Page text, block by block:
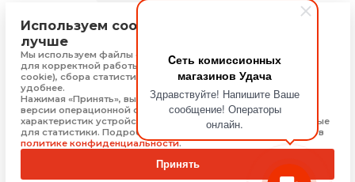
Cеть комиссионных
магазинов Удача
Здравствуйте! Напишите Ваше
сообщение! Операторы
онлайн.
© 2025 «Удача» | Франчайзинговая сеть
Политика конфиденциальности
Присоединяйтесь
Скачать приложение
Используем cookie, чтобы сайт работал
лучше
Мы используем файлы cookie, Яндекс Метрику и 1С-Битрикс
для корректной работы сайта (технически необходимые
cookie), сбора статистики, чтобы сайт работал быстрее и
удобнее.
Нажимая «Принять», вы соглашаетесь на обработку: типа,
версии операционной системы и браузера, технических
характеристик устройства, технические данные, необходимые
для статистики. Подробную информацию Вы можете найти в
политике конфиденциальности.
Принять